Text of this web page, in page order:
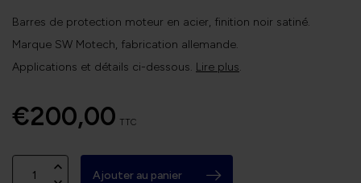
Barres de protection moteur en acier, finition noir satiné.
Marque SW Motech, fabrication allemande.
Applications et détails ci-dessous. Lire plus.
€200,00 TTC
Ajouter au panier